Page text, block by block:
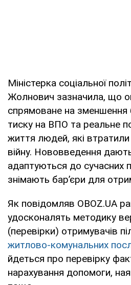
Міністерка соціальної
Жолнович зазначила, що
спрямоване на
тиску на ВПО та реальне
життя людей, які
війну. Нововведення
адаптуються до сучасних
знімають бар’єри для
Як повідомляв OBOZ.UA
удосконалять методику
(перевірки) отримувачів
житлово-комунальних
йдеться про перевірку
нарахування допомоги,